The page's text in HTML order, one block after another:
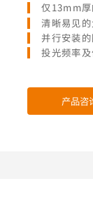
仅13mm
清晰易见
并行安装
投光频率
产品咨